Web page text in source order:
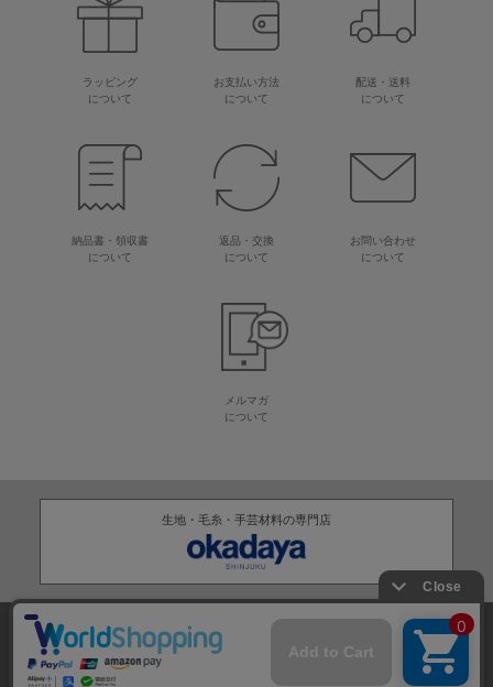
ラッピング
について
お支払い方法
について
配送・送料
について
納品書・領収書
について
返品・交換
について
お問い合わせ
について
メルマガ
について
生地・毛糸・手芸材料の専門店
株式会社オカダヤ
特定商取引法に基づく表記 プライバシーポリシー サイトマップ